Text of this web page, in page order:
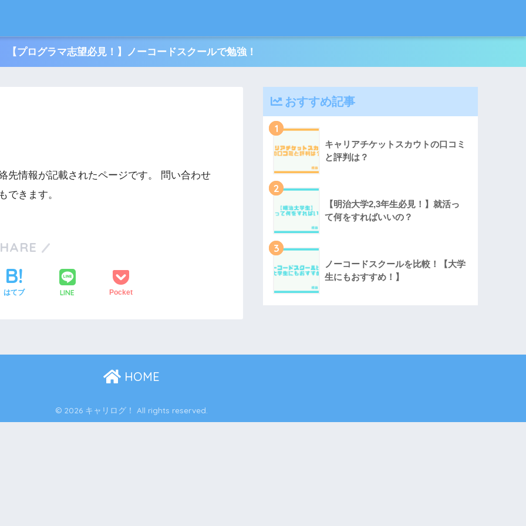
【プログラマ志望必見！】ノーコードスクールで勉強！
先情報が記載されたページです。 問い合わせ
できます。
はてブ LINE Pocket
おすすめ記事
1
キャリアチケットスカウトの口コミ
と評判は？
2
【明治大学2,3年生必見！】就活っ
て何をすればいいの？
3
ノーコードスクールを比較！【大学
生にもおすすめ！】
HOME
© 2026 キャリログ！ All rights reserved.